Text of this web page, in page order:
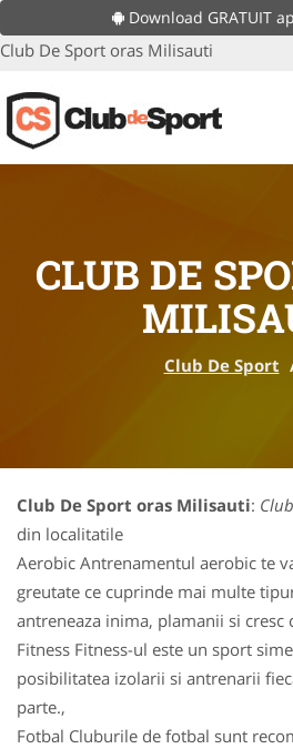
Download GRATUIT
Club De Sport oras Milisauti
CLUB DE
Club De Sport
Club De Sport oras Milisauti:
din localitatile
Aerobic Antrenamentul aerobic te
greutate ce cuprinde mai multe
antreneaza inima, plamanii si cresc
Fitness Fitness-ul este un sport
posibilitatea izolarii si antrenarii
parte.,
Fotbal Cluburile de fotbal sunt